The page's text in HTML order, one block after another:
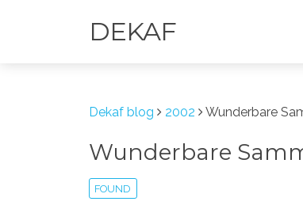
DEKAF
Dekaf blog 2002 Wunderbare
Wunderbare
FOUND